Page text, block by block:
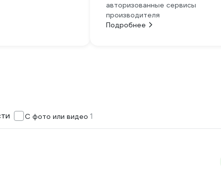
авторизованные сервисы
производителя
Подробнее
С фото или видео 1